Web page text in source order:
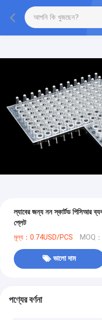
ল্যাবের জন্য নন স্কার্টড পিসিআর
প্লেট
মূল্য：0.74USD/PCS MOQ
ভালো দাম
পণ্যের বর্ণনা